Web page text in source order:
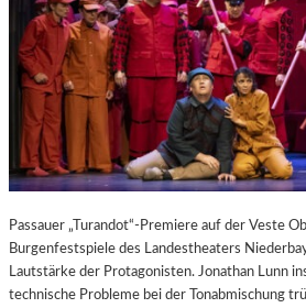
Passauer „Turandot“-Premiere auf der Veste
Burgenfestspiele des Landestheaters
Lautstärke der Protagonisten. Jonathan Lunn
technische Probleme bei der Tonabmischung